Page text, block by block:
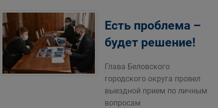
Есть проблема –
будет решение!
Глава Беловского
городского округа провел
выездной прием по личным
вопросам